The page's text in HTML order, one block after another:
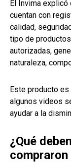
El Invima
cuentan con
calidad,
tipo de
autorizadas,
naturaleza,
Este producto
algunos videos
ayudar a la
¿Qué